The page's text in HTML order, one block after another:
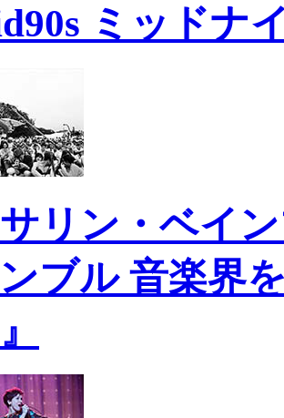
ミッドナ
リン・ベイ
ンブル 音楽界